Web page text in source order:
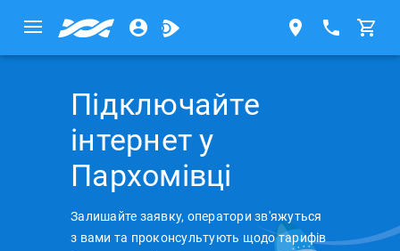
Підключайте
інтернет у
Пархомівці
Залишайте заявку, оператори зв'яжуться
з вами та проконсультують щодо тарифів